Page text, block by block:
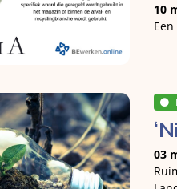
10
03